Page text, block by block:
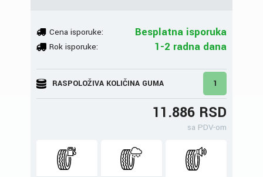
Cena isporuke: Besplatna isporuka
Rok isporuke: 1-2 radna dana
RASPOLOŽIVA KOLIČINA GUMA 1
11.886 RSD
sa PDV-om